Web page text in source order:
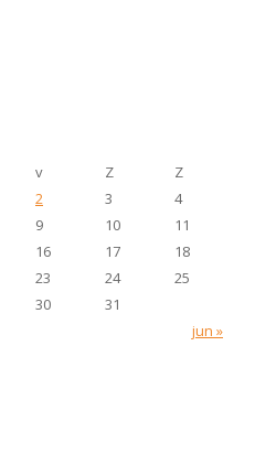
v Z Z
jun »
2 3
4
9 10
11
16 17
18
23 24
25
30 31